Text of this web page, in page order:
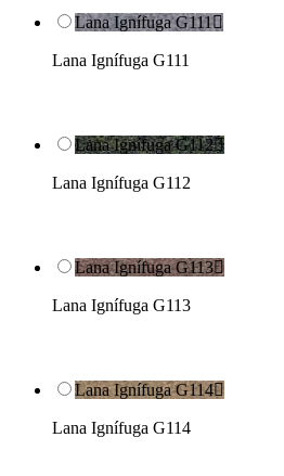
Lana Ignífuga G111
Lana Ignífuga G111
Lana Ignífuga G112
Lana Ignífuga G112
Lana Ignífuga G113
Lana Ignífuga G113
Lana Ignífuga G114
Lana Ignífuga G114